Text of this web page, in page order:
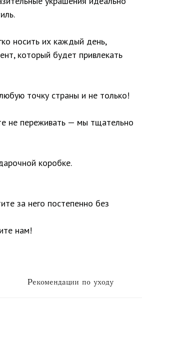
носить их каждый день,
который будет привлекать
точку страны и не только!
не переживать — мы тщательно
коробке.
за него постепенно без
нам!
Рекомендации по уходу